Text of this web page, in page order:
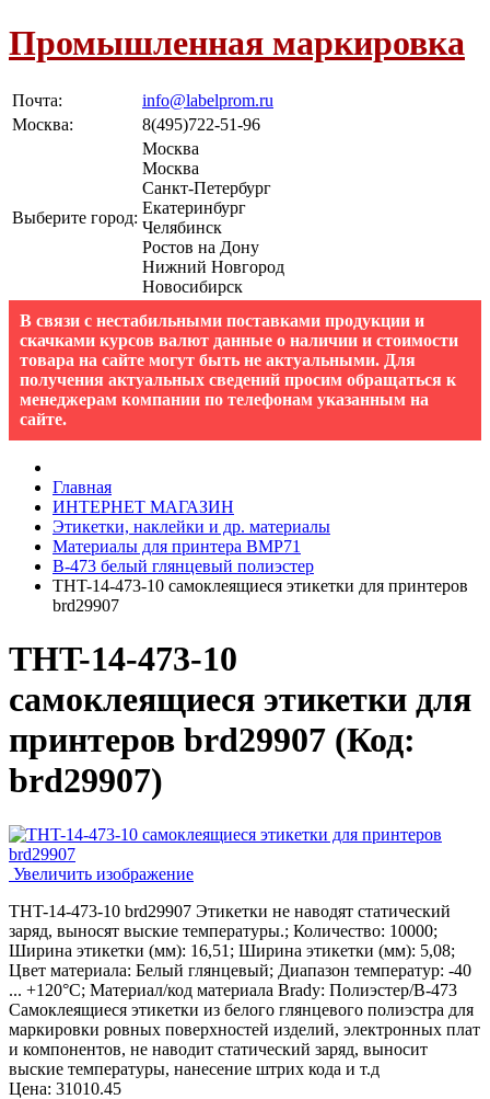
Промышленная маркировка
Почта:
info@labelprom.ru
Москва: 8(495)722-51-96
Выберите город:
Москва
Москва
Санкт-Петербург
Екатеринбург
Челябинск
Ростов на Дону
Нижний Новгород
Новосибирск
В связи с нестабильными поставками продукции и
скачками курсов валют данные о наличии и стоимости
товара на сайте могут быть не актуальными. Для
получения актуальных сведений просим обращаться к
менеджерам компании по телефонам указанным на
сайте.
Главная
ИНТЕРНЕТ МАГАЗИН
Этикетки, наклейки и др. материалы
Материалы для принтера BMP71
B-473 белый глянцевый полиэстер
THT-14-473-10 самоклеящиеся этикетки для принтеров
brd29907
THT-14-473-10
самоклеящиеся этикетки для
принтеров brd29907 (Код:
brd29907)
Увеличить изображение
THT-14-473-10 brd29907 Этикетки не наводят статический
заряд, выносят выские температуры.; Количество: 10000;
Ширина этикетки (мм): 16,51; Ширина этикетки (мм): 5,08;
Цвет материала: Белый глянцевый; Диапазон температур: -40
... +120°С; Материал/код материала Brady: Полиэстер/В-473
Самоклеящиеся этикетки из белого глянцевого полиэстра для
маркировки ровных поверхностей изделий, электронных плат
и компонентов, не наводит статический заряд, выносит
выские температуры, нанесение штрих кода и т.д
Цена: 31010.45